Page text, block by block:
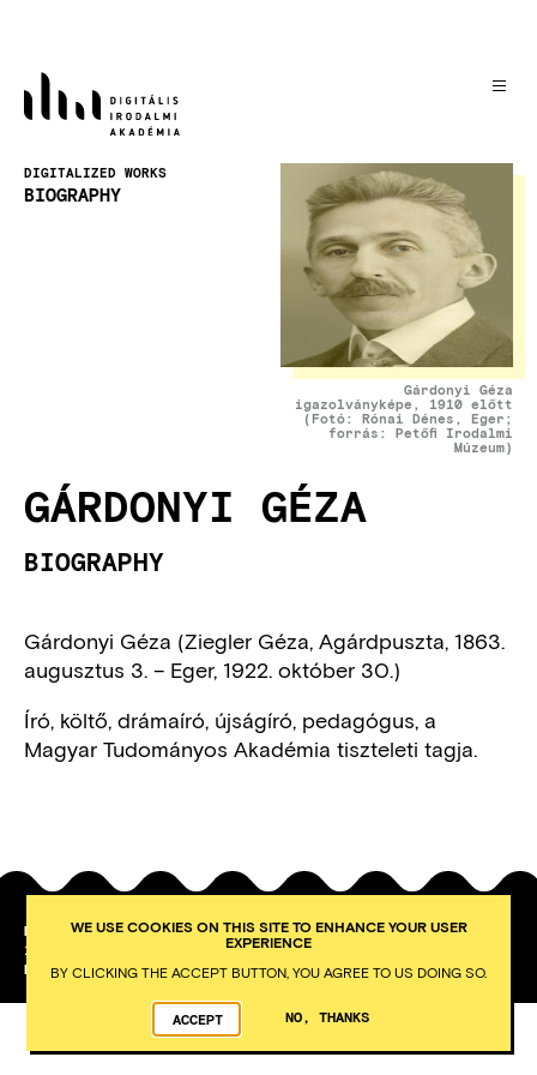
content
Gárdonyi Géza
igazolványképe, 1910 előtt
(Fotó: Rónai Dénes, Eger;
forrás: Petőfi Irodalmi
Múzeum)
DIGITALIZED WORKS
BIOGRAPHY
GÁRDONYI GÉZA
BIOGRAPHY
Gárdonyi Géza (Ziegler Géza, Agárdpuszta, 1863.
augusztus 3. – Eger, 1922. október 30.)
Író, költő, drámaíró, újságíró, pedagógus, a
Magyar Tudományos Akadémia tiszteleti tagja.
PETŐFI LITERARY MUSEUM
1053
KÁROLYI UTCA 16.
DEVELOPED BY INTEGRAL VISION
WE USE COOKIES ON THIS SITE TO ENHANCE YOUR USER
EXPERIENCE
BY CLICKING THE ACCEPT BUTTON, YOU AGREE TO US DOING SO.
ACCEPT NO, THANKS